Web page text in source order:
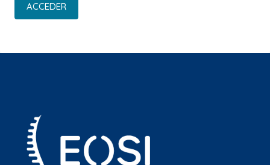
ACCEDER